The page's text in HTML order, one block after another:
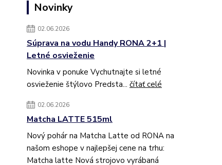
Novinky
02.06.2026
Súprava na vodu Handy RONA 2+1 |
Letné osvieženie
Novinka v ponuke Vychutnajte si letné
osvieženie štýlovo Predsta... čítať celé
02.06.2026
Matcha LATTE 515ml
Nový pohár na Matcha Latte od RONA na
našom eshope v najlepšej cene na trhu:
Matcha latte Nová strojovo vyrábaná